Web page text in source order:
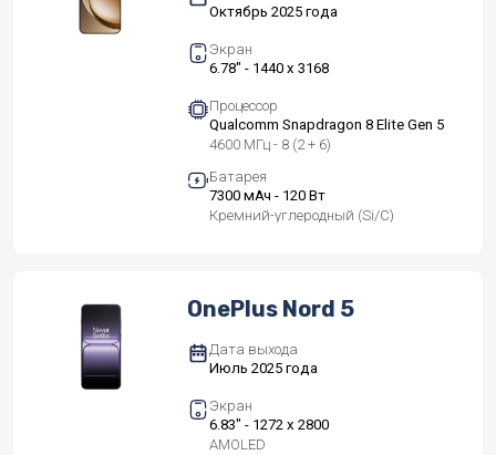
Октябрь 2025 года
Экран
6.78" - 1440 x 3168
Процессор
Qualcomm Snapdragon 8 Elite Gen 5
4600 МГц - 8 (2 + 6)
Батарея
7300 мАч - 120 Вт
Кремний-углеродный (Si/C)
OnePlus Nord 5
Дата выхода
Июль 2025 года
Экран
6.83" - 1272 x 2800
AMOLED